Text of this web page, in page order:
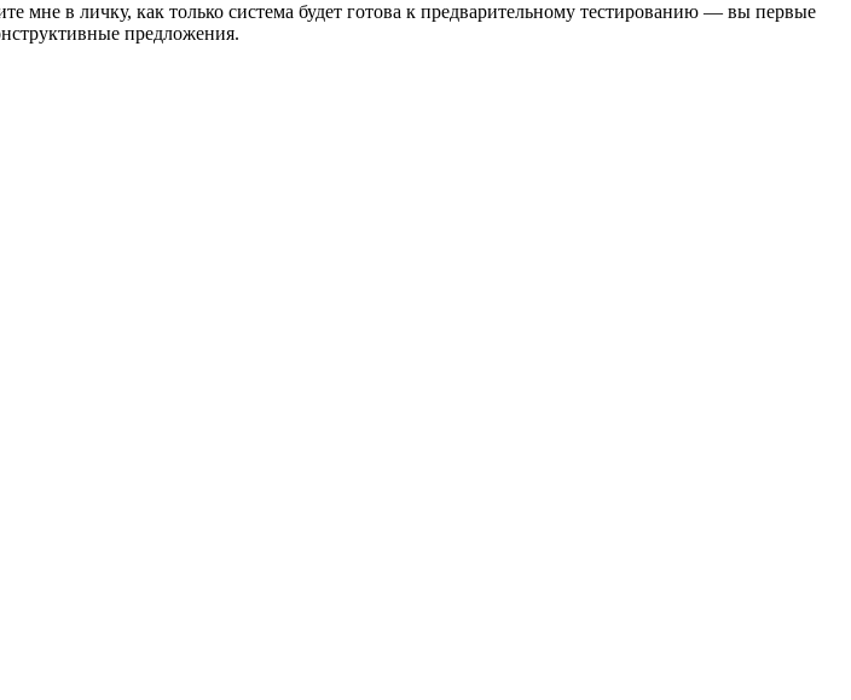
мне в личку, как только система будет готова к предварительному тестированию — вы первые
предложения.